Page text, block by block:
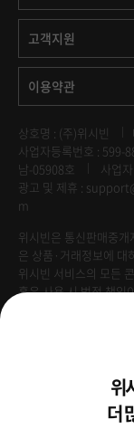
고객지원
이용약관
상호명 : (주)위시빈
사업자등록번호 : 599-
남-05908호
사업
광고 및 제휴 :
m
위시빈은 통신판매중
은 상품·거래정보에 대
위시빈 서비스의 모든
혹은 사용 시 법적 책임
Venture Enterprise
위
더